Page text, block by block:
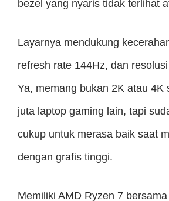
bezel yang nyaris tidak terlihat
Layarnya mendukung
refresh rate 144Hz, dan
Ya, memang bukan 2K atau 4K
juta laptop gaming lain, tapi
cukup untuk merasa baik saat
dengan grafis tinggi.
Memiliki AMD Ryzen 7